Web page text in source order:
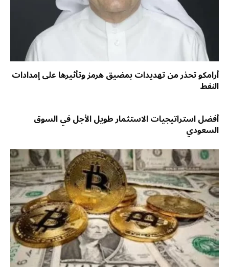
أرامكو تحذر من تهديدات بمضيق هرمز وتأثيرها على إمدادات
النفط
أفضل استراتيجيات الاستثمار طويل الأجل في السوق
السعودي